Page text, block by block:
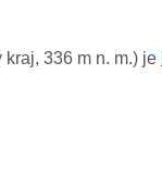
336 m n. m.) je